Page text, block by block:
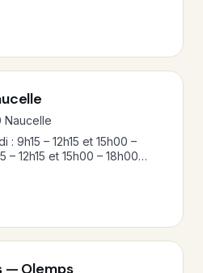
Naucelle
9h15 – 12h15 et 15h00 –
– 12h15 et 15h00 – 18h00…
— Olemps